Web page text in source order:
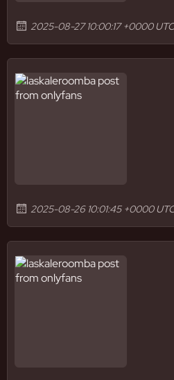
2025-08-27 10:00:17 +0000 UTC
2025-08-26 10:01:45 +0000